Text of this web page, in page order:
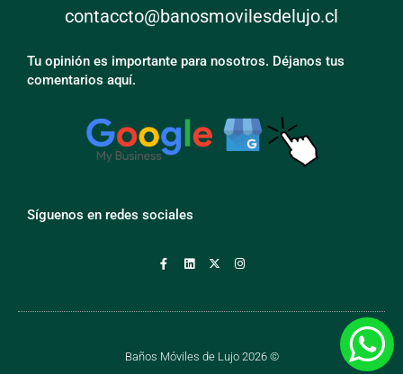
contaccto@banosmovilesdelujo.cl
Tu opinión es importante para nosotros. Déjanos tus
comentarios aquí.
Síguenos en redes sociales
Baños Móviles de Lujo 2026 ©